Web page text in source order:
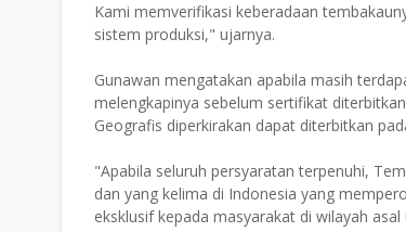
Kami memverifikasi keberadaan
sistem produksi," ujarnya.
Gunawan mengatakan apabila masih
melengkapinya sebelum sertifikat
Geografis diperkirakan dapat diterbitkan
"Apabila seluruh persyaratan terpenuhi,
dan yang kelima di Indonesia yang
eksklusif kepada masyarakat di wilayah